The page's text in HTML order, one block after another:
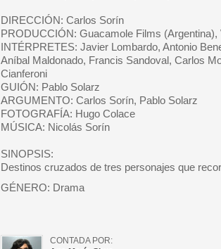
DIRECCIÓN: Carlos Sorín
PRODUCCIÓN: Guacamole Films (Argentina),
INTÉRPRETES: Javier Lombardo, Antonio
Aníbal Maldonado, Francis Sandoval, Carlos
Cianferoni
GUIÓN: Pablo Solarz
ARGUMENTO: Carlos Sorín, Pablo Solarz
FOTOGRAFÍA: Hugo Colace
MÚSICA: Nicolás Sorín
SINOPSIS:
Destinos cruzados de tres personajes que
GÉNERO: Drama
CONTADA POR: